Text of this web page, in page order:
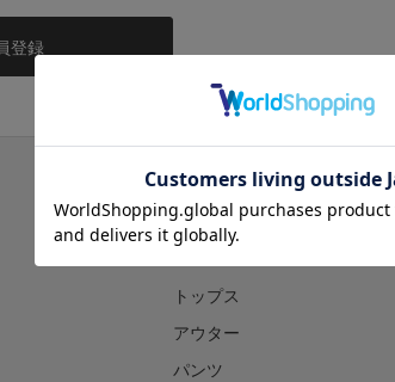
CATEGORY
トップス
アウター
パンツ